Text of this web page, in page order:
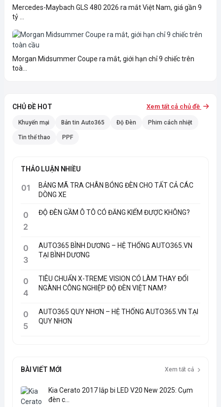
Mercedes-Maybach GLS 480 2026 ra mắt Việt Nam, giá gần 9
tỷ ...
Morgan Midsummer Coupe ra mắt, giới hạn chỉ 9 chiếc trên
toà...
CHỦ ĐỀ HOT Xem tất cả chủ đề
Khuyến mại Bản tin Auto365 Độ Đèn Phim cách nhiệt
Tin thể thao PPF
THẢO LUẬN NHIỀU
01
BẢNG MÃ TRA CHÂN BÓNG ĐÈN CHO TẤT CẢ CÁC
DÒNG XE
0
2
ĐỘ ĐÈN GẦM Ô TÔ CÓ ĐĂNG KIỂM ĐƯỢC KHÔNG?
0
3
AUTO365 BÌNH DƯƠNG – HỆ THỐNG AUTO365.VN
TẠI BÌNH DƯƠNG
0
4
TIÊU CHUẨN X-TREME VISION CÓ LÀM THAY ĐỔI
NGÀNH CÔNG NGHIỆP ĐỘ ĐÈN VIỆT NAM?
0
5
AUTO365 QUY NHƠN – HỆ THỐNG AUTO365.VN TẠI
QUY NHƠN
BÀI VIẾT MỚI Xem tất cả
Kia Cerato 2017 lắp bi LED V20 New 2025: Cụm
đèn c...